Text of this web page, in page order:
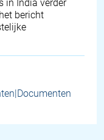
in India verder
bericht